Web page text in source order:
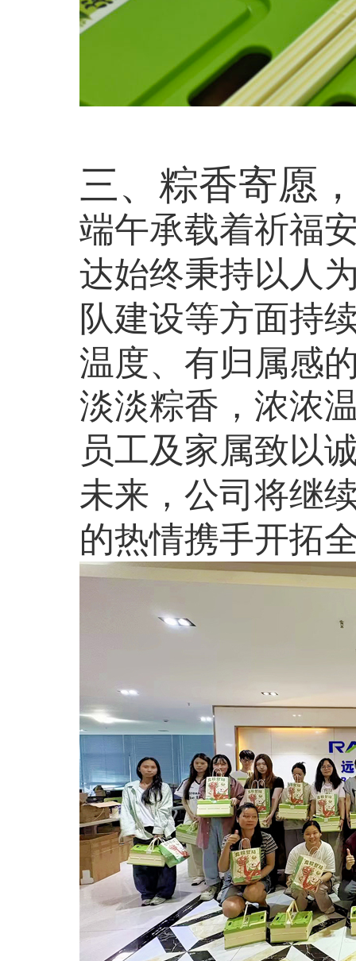
三、粽香寄愿
端午承载着祈福
达始终秉持以人
队建设等方面持
温度、有归属感
淡淡粽香，浓浓
员工及家属致以
未来，公司将继
的热情携手开拓